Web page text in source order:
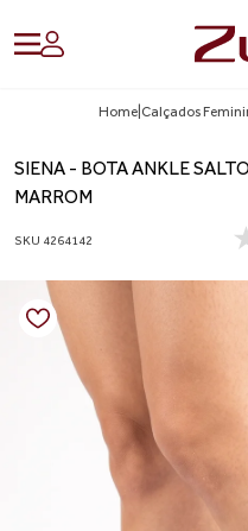
Home| Calçados
SIENA - BOTA ANKLE
MARROM
SKU 4264142